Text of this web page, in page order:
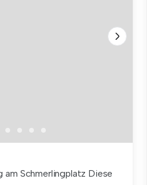
am Schmerlingplatz Diese